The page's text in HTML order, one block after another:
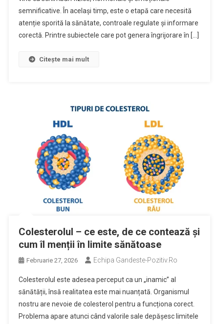
semnificative. În același timp, este o etapă care necesită
atenție sporită la sănătate, controale regulate și informare
corectă. Printre subiectele care pot genera îngrijorare în […]
Citește mai mult
Colesterolul – ce este, de ce contează și
cum îl menții în limite sănătoase
Februarie 27, 2026 Echipa Gandeste-Pozitiv.ro
Colesterolul este adesea perceput ca un „inamic” al
sănătății, însă realitatea este mai nuanțată. Organismul
nostru are nevoie de colesterol pentru a funcționa corect.
Problema apare atunci când valorile sale depășesc limitele